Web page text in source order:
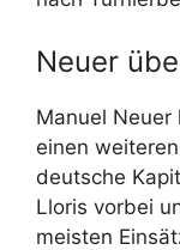
Neuer
Manuel Neuer
einen
deutsche
Lloris vorbei
meisten